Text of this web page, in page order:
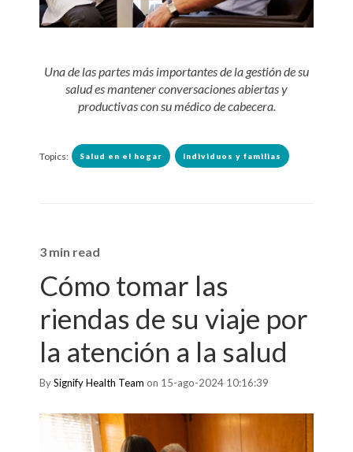
Una de las partes más importantes de la gestión de su
salud es mantener conversaciones abiertas y
productivas con su médico de cabecera.
Topics: Salud en el hogar Individuos y familias
3 min read
Cómo tomar las
riendas de su viaje por
la atención a la salud
BySignify Health Team on 15-ago-2024 10:16:39